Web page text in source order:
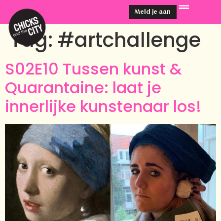
Meld je aan
Tag: #artchallenge
S02E10 Tussen kunst &
Quarantaine: laat je
innerlijke kunstenaar los!